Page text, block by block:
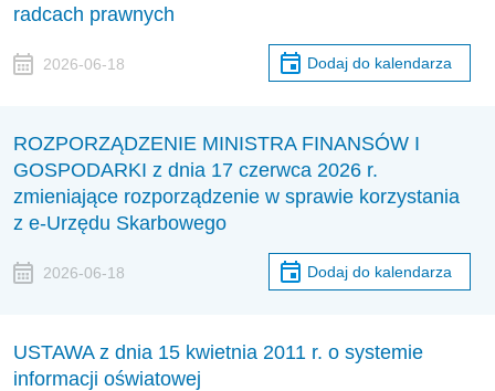
radcach prawnych
2026-06-18 Dodaj do kalendarza
ROZPORZĄDZENIE MINISTRA FINANSÓW I
GOSPODARKI z dnia 17 czerwca 2026 r.
zmieniające rozporządzenie w sprawie korzystania
z e-Urzędu Skarbowego
2026-06-18 Dodaj do kalendarza
USTAWA z dnia 15 kwietnia 2011 r. o systemie
informacji oświatowej